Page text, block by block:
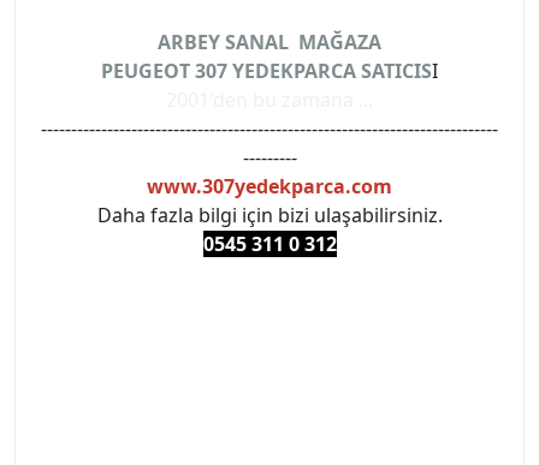
ARBEY SANAL MAĞAZA
PEUGEOT 307 YEDEKPARCA SATICISI
----------------------------------------------------------------------------
---------
www.307yedekparca.com
Daha fazla bilgi için bizi ulaşabilirsiniz.
0545 311 0 312